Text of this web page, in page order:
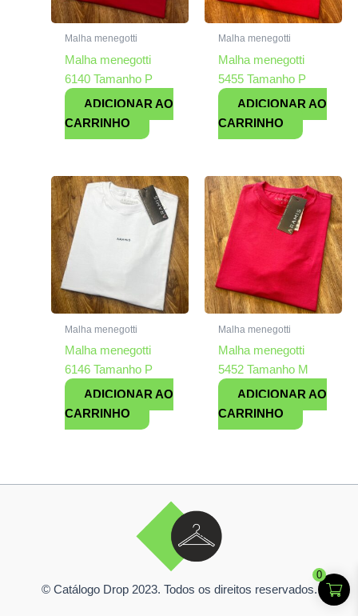
Malha menegotti
Malha menegotti
6140 Tamanho P
ADICIONAR AO
CARRINHO
Malha menegotti
Malha menegotti
5455 Tamanho P
ADICIONAR AO
CARRINHO
Malha menegotti
Malha menegotti
6146 Tamanho P
ADICIONAR AO
CARRINHO
Malha menegotti
Malha menegotti
5452 Tamanho M
ADICIONAR AO
CARRINHO
© Catálogo Drop 2023. Todos os direitos reservados.
0